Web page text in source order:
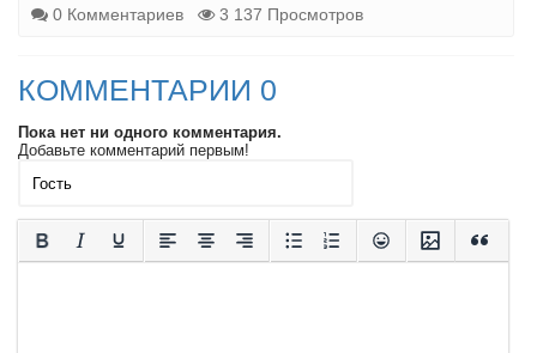
0 Комментариев
3 137 Просмотров
КОММЕНТАРИИ 0
Пока нет ни одного комментария.
Добавьте комментарий первым!